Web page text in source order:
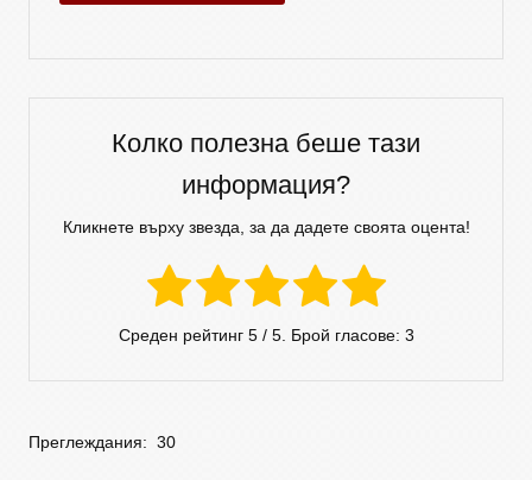
Колко полезна беше тази
информация?
Кликнете върху звезда, за да дадете своята оцента!
Среден рейтинг 5/ 5. Брой гласове: 3
Преглеждания: 30